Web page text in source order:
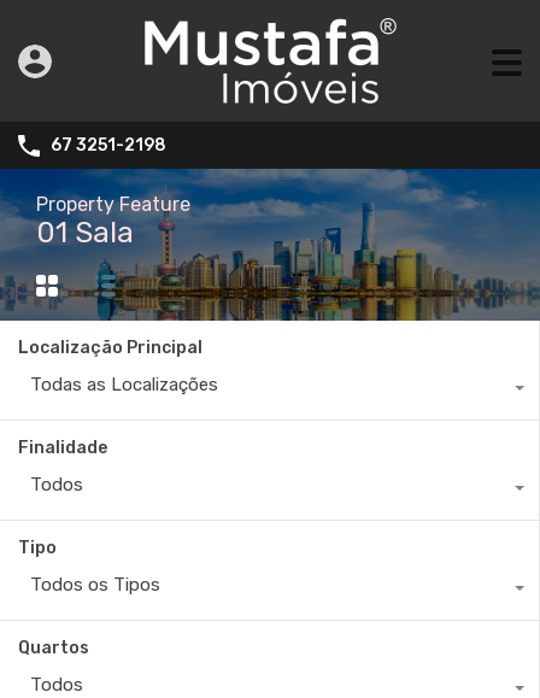
67 3251-2198
Property Feature
01 Sala
Localização Principal
Todas as Localizações
Finalidade
Todos
Tipo
Todos os Tipos
Quartos
Todos